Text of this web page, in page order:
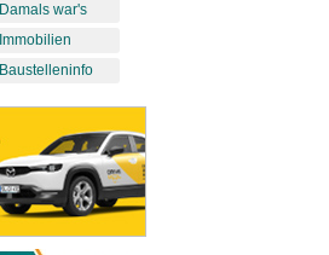
Damals war's
Immobilien
Baustelleninfo